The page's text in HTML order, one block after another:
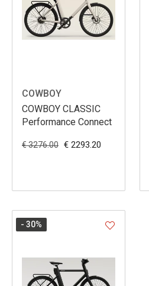
COWBOY
COWBOY CLASSIC
Performance Connect
€ 3276.00 € 2293.20
- 30%